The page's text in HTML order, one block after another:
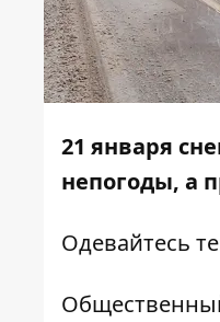
21 января
непогоды, а
Одевайтесь